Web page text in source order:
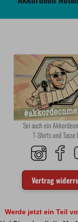
Sei auch ein
T-Shirts und Tasse
Vertrag
Werde jetzt ein Teil